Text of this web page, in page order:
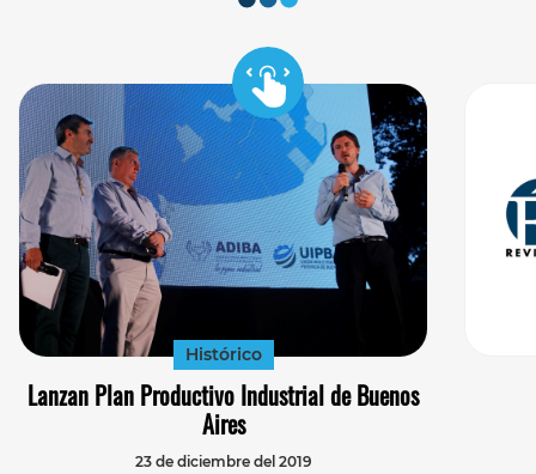
Histórico
Lanzan Plan Productivo Industrial de Buenos
Aires
23 de diciembre del 2019